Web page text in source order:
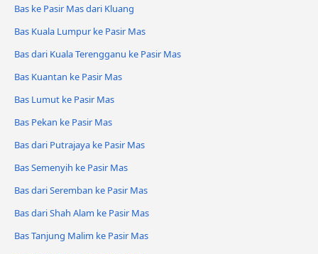
Bas ke Pasir Mas dari Kluang
Bas Kuala Lumpur ke Pasir Mas
Bas dari Kuala Terengganu ke Pasir Mas
Bas Kuantan ke Pasir Mas
Bas Lumut ke Pasir Mas
Bas Pekan ke Pasir Mas
Bas dari Putrajaya ke Pasir Mas
Bas Semenyih ke Pasir Mas
Bas dari Seremban ke Pasir Mas
Bas dari Shah Alam ke Pasir Mas
Bas Tanjung Malim ke Pasir Mas